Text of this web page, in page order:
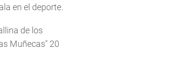
en el deporte.
de los
Muñecas" 20